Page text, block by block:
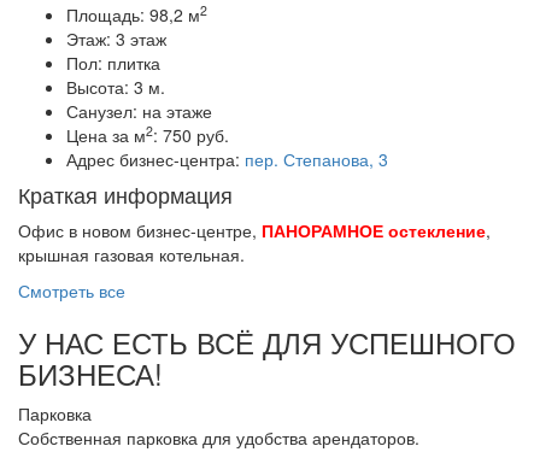
Площадь: 98,2 м2
Этаж: 3 этаж
Пол: плитка
Высота: 3 м.
Санузел: на этаже
Цена за м2: 750 руб.
Адрес бизнес-центра: пер. Степанова, 3
Краткая информация
Офис в новом бизнес-центре, ПАНОРАМНОЕ остекление,
крышная газовая котельная.
Смотреть все
У НАС ЕСТЬ ВСЁ ДЛЯ УСПЕШНОГО
БИЗНЕСА!
Парковка
Собственная парковка для удобства арендаторов.